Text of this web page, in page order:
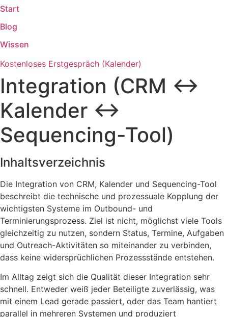
Zum
Inhalt
springen
Start
Blog
Wissen
Kostenloses Erstgespräch (Kalender)
Integration (CRM ↔
Kalender ↔
Sequencing-Tool)
Inhaltsverzeichnis
Die Integration von CRM, Kalender und Sequencing-Tool
beschreibt die technische und prozessuale Kopplung der
wichtigsten Systeme im Outbound- und
Terminierungsprozess. Ziel ist nicht, möglichst viele Tools
gleichzeitig zu nutzen, sondern Status, Termine, Aufgaben
und Outreach-Aktivitäten so miteinander zu verbinden,
dass keine widersprüchlichen Prozessstände entstehen.
Im Alltag zeigt sich die Qualität dieser Integration sehr
schnell. Entweder weiß jeder Beteiligte zuverlässig, was
mit einem Lead gerade passiert, oder das Team hantiert
parallel in mehreren Systemen und produziert